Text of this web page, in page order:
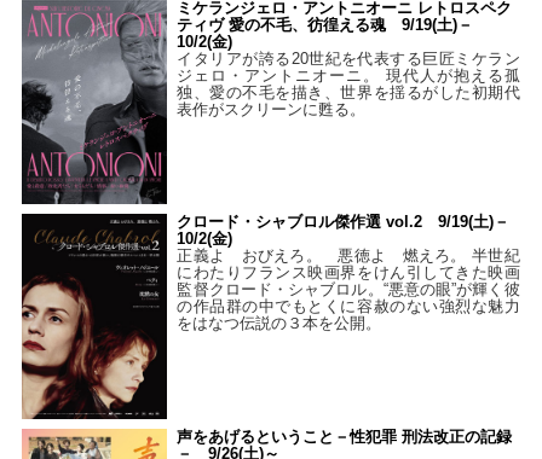
ミケランジェロ・アントニオーニ レトロスペク
ティヴ 愛の不毛、彷徨える魂 9/19(土)－
10/2(金)
イタリアが誇る20世紀を代表する巨匠ミケラン
ジェロ・アントニオーニ。 現代人が抱える孤
独、愛の不毛を描き、世界を揺るがした初期代
表作がスクリーンに甦る。
クロード・シャブロル傑作選 vol.2 9/19(土)－
10/2(金)
正義よ おびえろ。 悪徳よ 燃えろ。 半世紀
にわたりフランス映画界をけん引してきた映画
監督クロード・シャブロル。“悪意の眼”が輝く彼
の作品群の中でもとくに容赦のない強烈な魅力
をはなつ伝説の３本を公開。
声をあげるということ－性犯罪 刑法改正の記録
－ 9/26(土)～